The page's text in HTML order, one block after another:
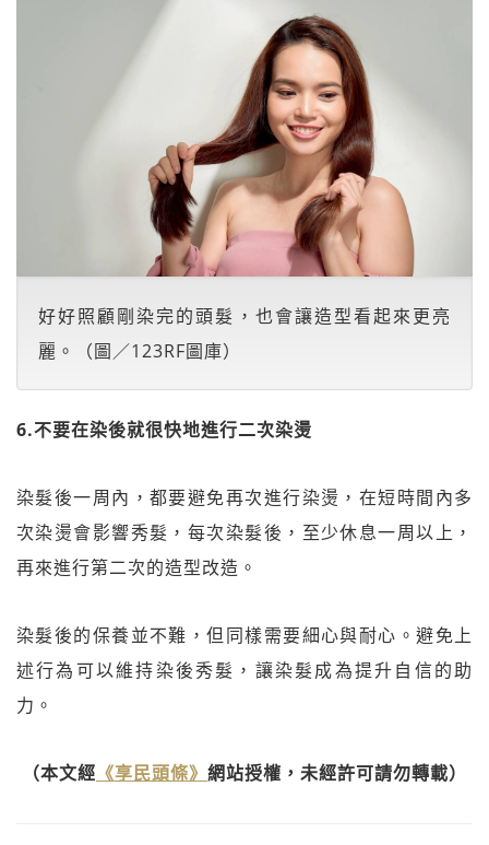
好好照顧剛染完的頭髮，也會讓造型看起來更亮
麗。（圖／123RF圖庫）
6.不要在染後就很快地進行二次染燙
染髮後一周內，都要避免再次進行染燙，在短時間內多
次染燙會影響秀髮，每次染髮後，至少休息一周以上，
再來進行第二次的造型改造。
染髮後的保養並不難，但同樣需要細心與耐心。避免上
述行為可以維持染後秀髮，讓染髮成為提升自信的助
力。
（本文經 《享民頭條》 網站授權，未經許可請勿轉載）